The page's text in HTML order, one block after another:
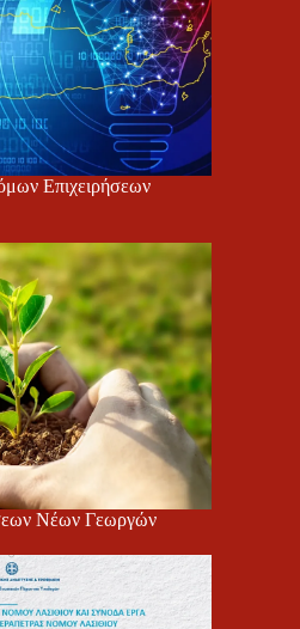
Επιχειρήσεων
Νέων Γεωργών